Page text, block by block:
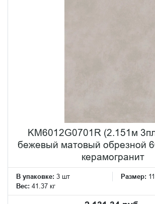
KM6012G0701R (2.151м
бежевый матовый обрезной
керамогранит
В упаковке: 3 шт Размер:
Вес: 41.37 кг